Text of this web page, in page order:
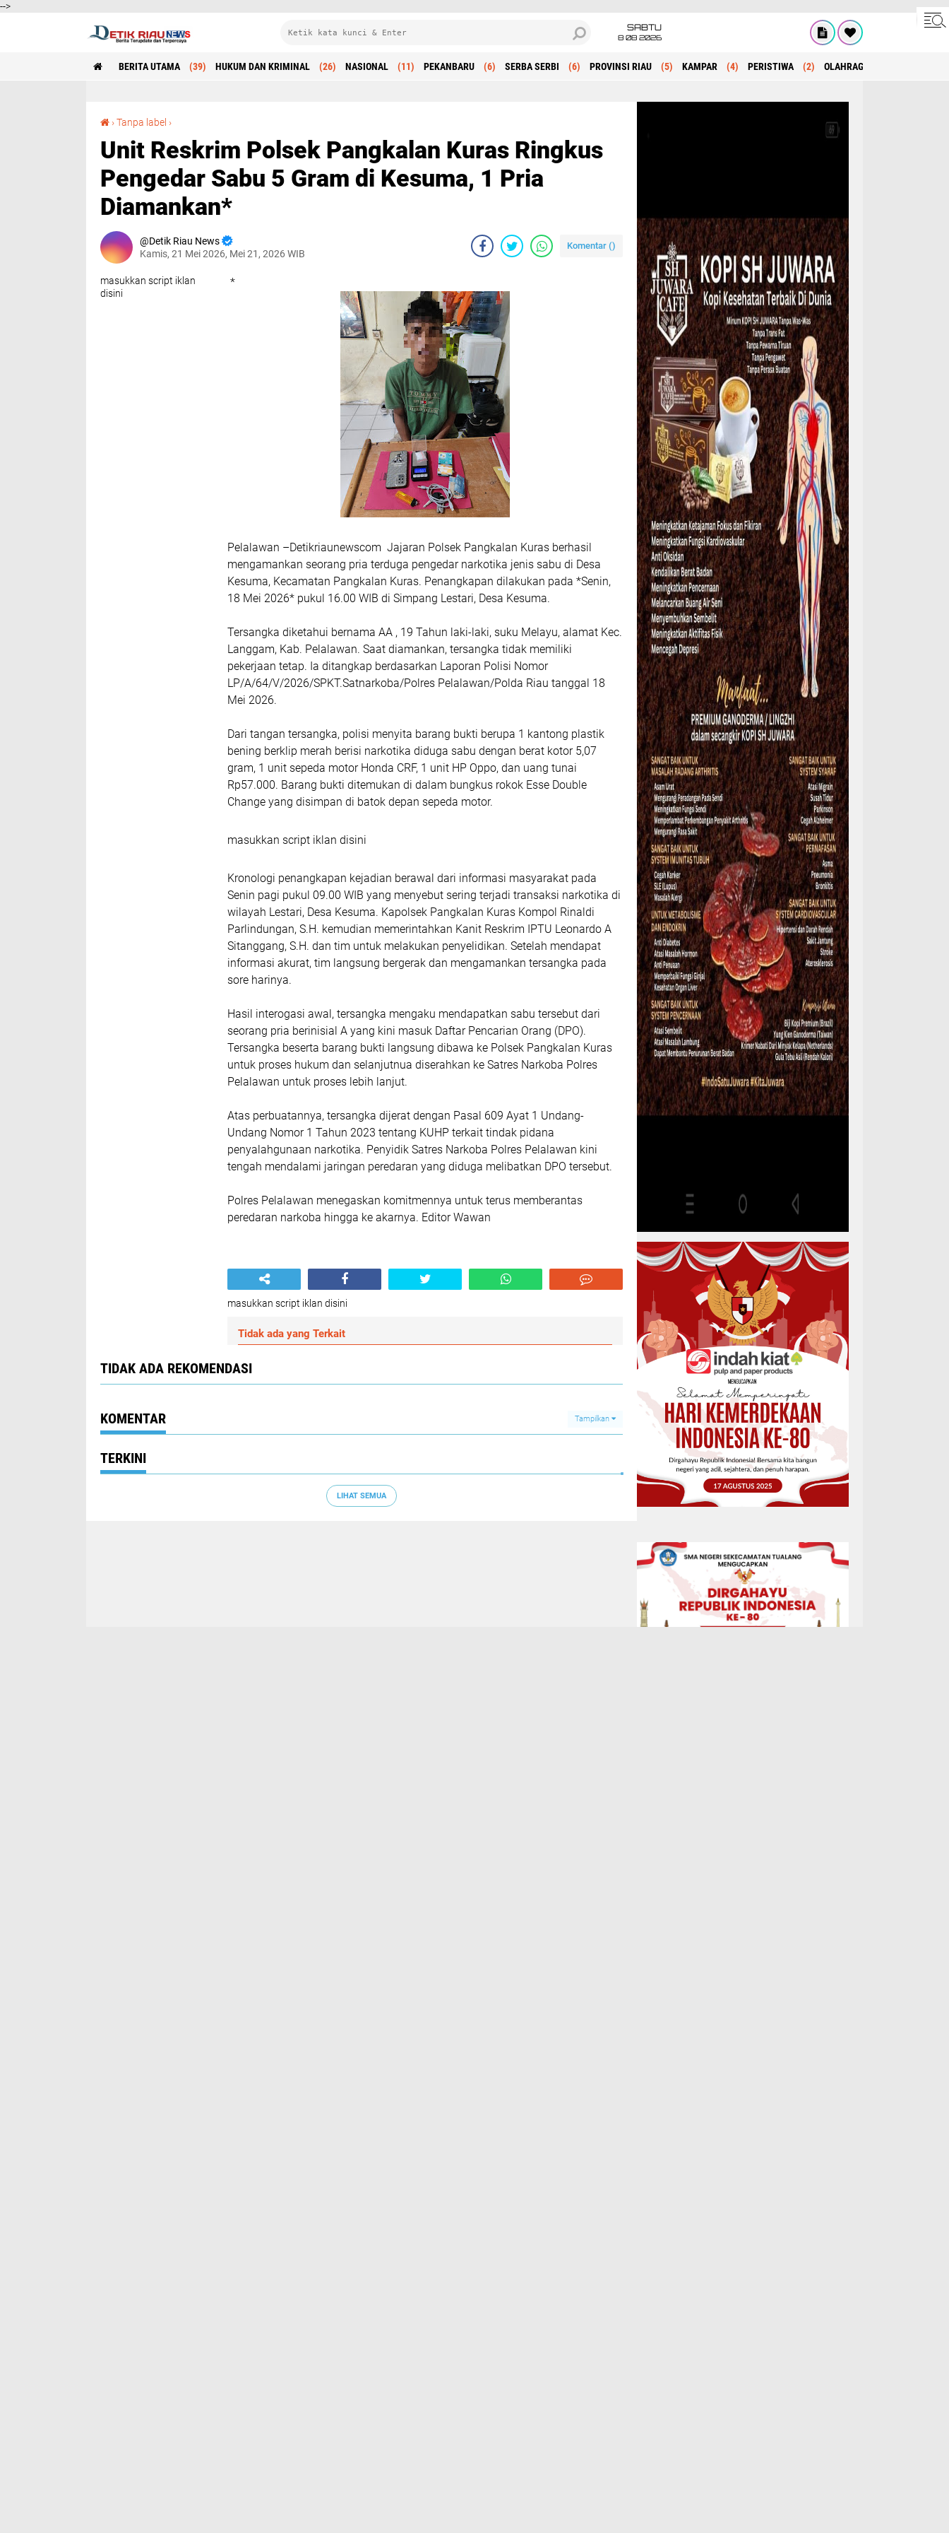
-->
SABTU
8 08 2026
BERITA UTAMA (39) HUKUM DAN KRIMINAL (26) NASIONAL (11) PEKANBARU (6) SERBA SERBI (6) PROVINSI RIAU (5) KAMPAR (4) PERISTIWA (2) OLAHRAGA
›Tanpa label ›
Unit Reskrim Polsek Pangkalan Kuras Ringkus
Pengedar Sabu 5 Gram di Kesuma, 1 Pria
Diamankan*
Detik Riau News
Kamis, 21 Mei 2026, Mei 21, 2026 WIB
Komentar ()
masukkan script iklan
disini
*
Pelalawan –Detikriaunewscom Jajaran Polsek Pangkalan Kuras berhasil
mengamankan seorang pria terduga pengedar narkotika jenis sabu di Desa
Kesuma, Kecamatan Pangkalan Kuras. Penangkapan dilakukan pada *Senin,
18 Mei 2026* pukul 16.00 WIB di Simpang Lestari, Desa Kesuma.
Tersangka diketahui bernama AA , 19 Tahun laki-laki, suku Melayu, alamat Kec.
Langgam, Kab. Pelalawan. Saat diamankan, tersangka tidak memiliki
pekerjaan tetap. Ia ditangkap berdasarkan Laporan Polisi Nomor
LP/A/64/V/2026/SPKT.Satnarkoba/Polres Pelalawan/Polda Riau tanggal 18
Mei 2026.
Dari tangan tersangka, polisi menyita barang bukti berupa 1 kantong plastik
bening berklip merah berisi narkotika diduga sabu dengan berat kotor 5,07
gram, 1 unit sepeda motor Honda CRF, 1 unit HP Oppo, dan uang tunai
Rp57.000. Barang bukti ditemukan di dalam bungkus rokok Esse Double
Change yang disimpan di batok depan sepeda motor.
masukkan script iklan disini
Kronologi penangkapan kejadian berawal dari informasi masyarakat pada
Senin pagi pukul 09.00 WIB yang menyebut sering terjadi transaksi narkotika di
wilayah Lestari, Desa Kesuma. Kapolsek Pangkalan Kuras Kompol Rinaldi
Parlindungan, S.H. kemudian memerintahkan Kanit Reskrim IPTU Leonardo A
Sitanggang, S.H. dan tim untuk melakukan penyelidikan. Setelah mendapat
informasi akurat, tim langsung bergerak dan mengamankan tersangka pada
sore harinya.
Hasil interogasi awal, tersangka mengaku mendapatkan sabu tersebut dari
seorang pria berinisial A yang kini masuk Daftar Pencarian Orang (DPO).
Tersangka beserta barang bukti langsung dibawa ke Polsek Pangkalan Kuras
untuk proses hukum dan selanjutnua diserahkan ke Satres Narkoba Polres
Pelalawan untuk proses lebih lanjut.
Atas perbuatannya, tersangka dijerat dengan Pasal 609 Ayat 1 Undang-
Undang Nomor 1 Tahun 2023 tentang KUHP terkait tindak pidana
penyalahgunaan narkotika. Penyidik Satres Narkoba Polres Pelalawan kini
tengah mendalami jaringan peredaran yang diduga melibatkan DPO tersebut.
Polres Pelalawan menegaskan komitmennya untuk terus memberantas
peredaran narkoba hingga ke akarnya. Editor Wawan
masukkan script iklan disini
Tidak ada yang Terkait
TIDAK ADA REKOMENDASI
KOMENTAR Tampilkan
TERKINI
LIHAT SEMUA